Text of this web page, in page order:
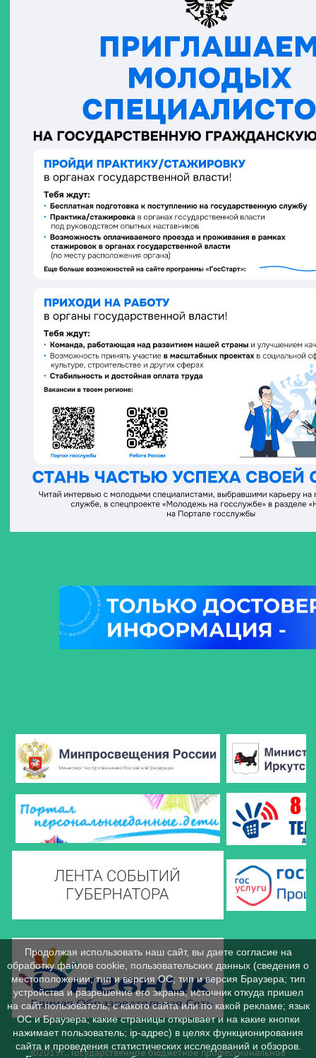
©2019г., Государственное бюджетное профессиональное
Продолжая использовать наш сайт, вы даете согласие на
обработку файлов cookie, пользовательских данных (сведения о
местоположении; тип и версия ОС; тип и версия Браузера; тип
устройства и разрешение его экрана; источник откуда пришел
на сайт пользователь; с какого сайта или по какой рекламе; язык
ОС и Браузера; какие страницы открывает и на какие кнопки
нажимает пользователь; ip-адрес) в целях функционирования
сайта и проведения статистических исследований и обзоров.